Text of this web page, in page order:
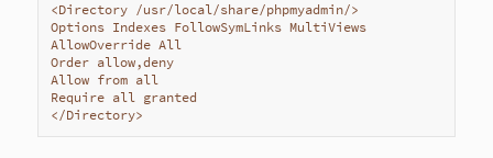
<Directory /usr/local/share/phpmyadmin/>
Options Indexes FollowSymLinks MultiViews
AllowOverride All
Order allow,deny
Allow from all
Require all granted
</Directory>